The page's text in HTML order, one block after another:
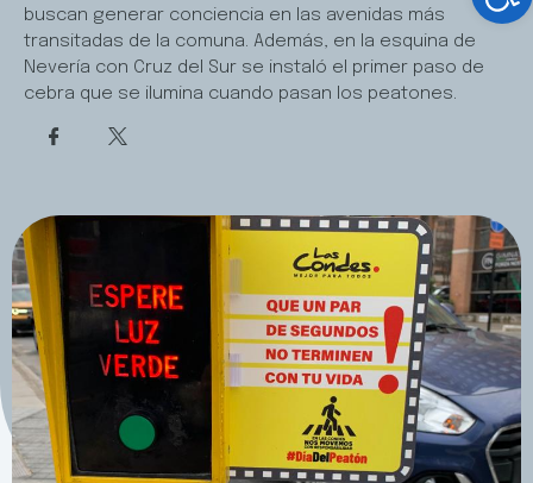
buscan generar conciencia en las avenidas más
transitadas de la comuna. Además, en la esquina de
Nevería con Cruz del Sur se instaló el primer paso de
cebra que se ilumina cuando pasan los peatones.